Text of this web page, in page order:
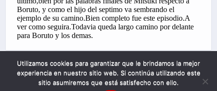
Utilizamos cookies para garantizar que le brindamos la mejor
experiencia en nuestro sitio web. Si continúa utilizando este
sitio asumiremos que está satisfecho con ello.